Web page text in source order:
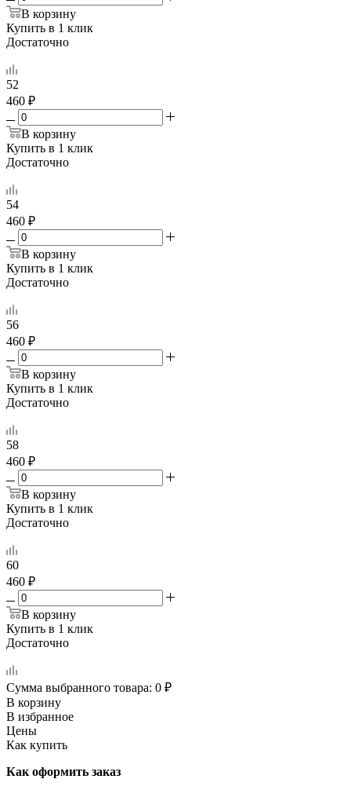
В корзину
Купить в 1 клик
Достаточно
52
460 ₽
В корзину
Купить в 1 клик
Достаточно
54
460 ₽
В корзину
Купить в 1 клик
Достаточно
56
460 ₽
В корзину
Купить в 1 клик
Достаточно
58
460 ₽
В корзину
Купить в 1 клик
Достаточно
60
460 ₽
В корзину
Купить в 1 клик
Достаточно
Сумма выбранного товара: 0 ₽
В корзину
В избранное
Цены
Как купить
Как оформить заказ